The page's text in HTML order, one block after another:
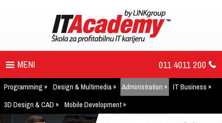
011 4011 200
PROGRAM
UPIS
Programming Design & Multimedia Administration
IT Business
3D Design & CAD
Mobile Development